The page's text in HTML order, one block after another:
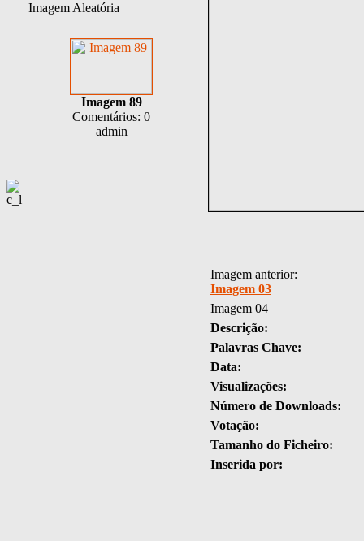
Imagem Aleatória
Imagem 89
Comentários: 0
admin
Imagem anterior:
Imagem 03
Imagem 04
Descrição:
Palavras Chave:
Data:
Visualizações:
Número de Downloads:
Votação:
Tamanho do Ficheiro:
Inserida por: